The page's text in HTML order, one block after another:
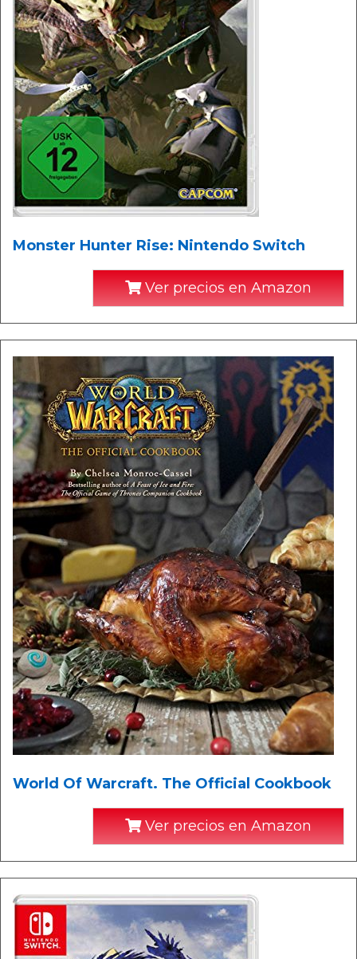
Monster Hunter Rise: Nintendo Switch
Ver precios en Amazon
World Of Warcraft. The Official Cookbook
Ver precios en Amazon